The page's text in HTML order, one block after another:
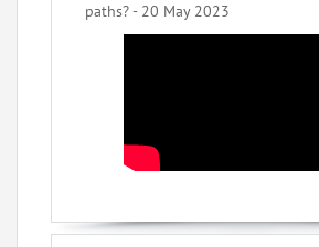
paths? - 20 May 2023